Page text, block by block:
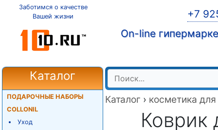
Заботимся о качестве
Вашей жизни
+7
On-line
Каталог
ПОДАРОЧНЫЕ НАБОРЫ
COLLONIL
Уход
Каталог › косметика
Коврик